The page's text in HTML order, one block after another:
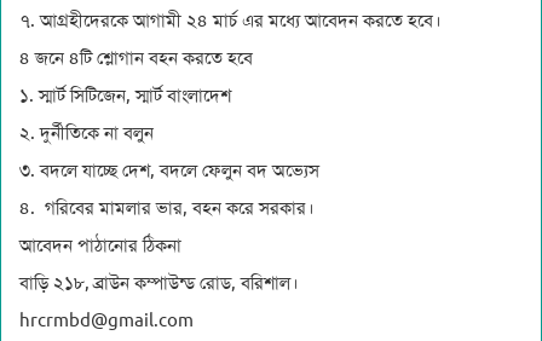
৭. আগ্রহীদেরকে আগামী ২৪ মার্চ এর মধ্যে আবেদন করতে হবে।
৪ জনে ৪টি শ্লোগান বহন করতে হবে
১. স্মার্ট সিটিজেন, স্মার্ট বাংলাদেশ
২. দুর্নীতিকে না বলুন
৩. বদলে যাচ্ছে দেশ, বদলে ফেলুন বদ অভ্যেস
৪. গরিবের মামলার ভার, বহন করে সরকার।
আবেদন পাঠানোর ঠিকনা
বাড়ি ২১৮, ব্রাউন কম্পাউন্ড রোড, বরিশাল।
hrcrmbd@gmail.com